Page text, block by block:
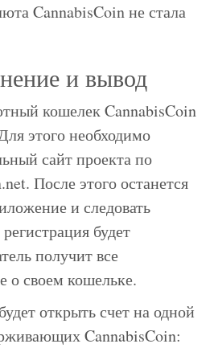
CannabisCoin не стала
и вывод
кошелек CannabisCoin
этого необходимо
сайт проекта по
После этого останется
и следовать
будет
получит все
о своем кошельке.
открыть счет на одной
CannabisCoin: